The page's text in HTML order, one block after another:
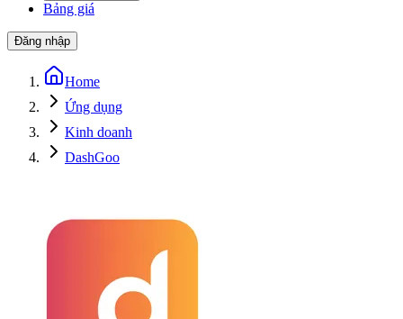
Bảng giá
Đăng nhập
Home
Ứng dụng
Kinh doanh
DashGoo